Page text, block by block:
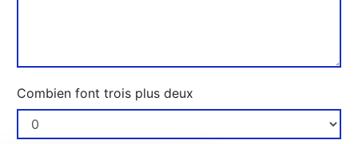
Combien font trois plus deux